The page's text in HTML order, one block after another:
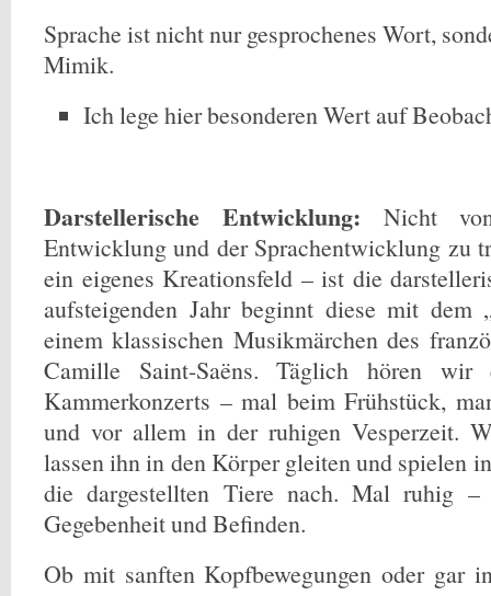
Sprache ist nicht nur gesprochenes Wort,
Mimik.
Ich lege hier besonderen Wert auf
Darstellerische Entwicklung: Nicht
Entwicklung und der Sprachentwicklung zu
ein eigenes Kreationsfeld – ist die
aufsteigenden Jahr beginnt diese mit dem
einem klassischen Musikmärchen des
Camille Saint-Saëns. Täglich hören
Kammerkonzerts – mal beim Frühstück,
und vor allem in der ruhigen Vesperzeit.
lassen ihn in den Körper gleiten und spielen
die dargestellten Tiere nach. Mal ruhig
Gegebenheit und Befinden.
Ob mit sanften Kopfbewegungen oder gar